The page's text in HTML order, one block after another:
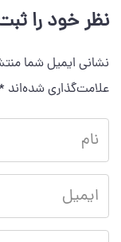
نظر خود را
نشانی ایمیل شما
علامت‌گذاری شده‌اند *